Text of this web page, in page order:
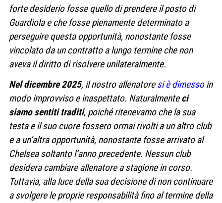
forte desiderio fosse quello di prendere il posto di
Guardiola e che fosse pienamente determinato a
perseguire questa opportunità, nonostante fosse
vincolato da un contratto a lungo termine che non
aveva il diritto di risolvere unilateralmente.
Nel dicembre 2025, il nostro allenatoresi è dimessoin
modo improvviso e inaspettato. Naturalmenteci
siamo sentiti traditi, poiché ritenevamo che la sua
testa e il suo cuore fossero ormai rivolti a un altro club
e a un’altra opportunità, nonostante fosse arrivato al
Chelsea soltanto l’anno precedente. Nessun club
desidera cambiare allenatore a stagione in corso.
Tuttavia, alla luce della sua decisione di non continuare
a svolgere le proprie responsabilità fino al termine della